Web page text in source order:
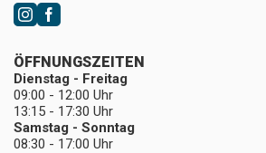
ÖFFNUNGSZEITEN
Dienstag - Freitag
09:00 - 12:00 Uhr
13:15 - 17:30 Uhr
Samstag - Sonntag
08:30 - 17:00 Uhr